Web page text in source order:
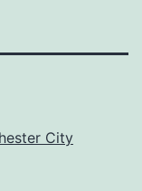
City